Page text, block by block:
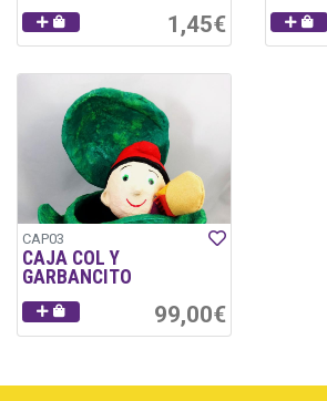
1,45€
CAP03
CAJA COL Y
GARBANCITO
99,00€